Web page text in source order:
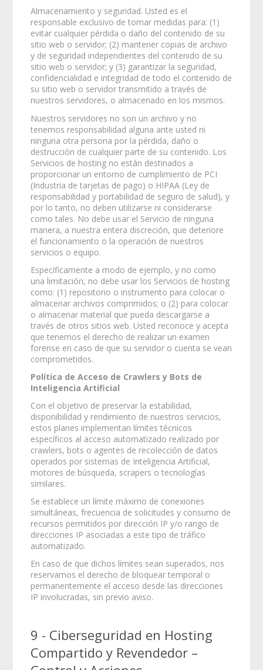
Almacenamiento y seguridad. Usted es el
responsable exclusivo de tomar medidas para: (1)
evitar cualquier pérdida o daño del contenido de su
sitio web o servidor; (2) mantener copias de archivo
y de seguridad independientes del contenido de su
sitio web o servidor; y (3) garantizar la seguridad,
confidencialidad e integridad de todo el contenido de
su sitio web o servidor transmitido a través de
nuestros servidores, o almacenado en los mismos.
Nuestros servidores no son un archivo y no
tenemos responsabilidad alguna ante usted ni
ninguna otra persona por la pérdida, daño o
destrucción de cualquier parte de su contenido. Los
Servicios de hosting no están destinados a
proporcionar un entorno de cumplimiento de PCI
(Industria de tarjetas de pago) o HIPAA (Ley de
responsabilidad y portabilidad de seguro de salud), y
por lo tanto, no deben utilizarse ni considerarse
como tales. No debe usar el Servicio de ninguna
manera, a nuestra entera discreción, que deteriore
el funcionamiento o la operación de nuestros
servicios o equipo.
Específicamente a modo de ejemplo, y no como
una limitación, no debe usar los Servicios de hosting
como: (1) repositorio o instrumento para colocar o
almacenar archivos comprimidos; o (2) para colocar
o almacenar material que pueda descargarse a
través de otros sitios web. Usted reconoce y acepta
que tenemos el derecho de realizar un examen
forense en caso de que su servidor o cuenta se vean
comprometidos.
Política de Acceso de Crawlers y Bots de
Inteligencia Artificial
Con el objetivo de preservar la estabilidad,
disponibilidad y rendimiento de nuestros servicios,
estos planes implementan límites técnicos
específicos al acceso automatizado realizado por
crawlers, bots o agentes de recolección de datos
operados por sistemas de Inteligencia Artificial,
motores de búsqueda, scrapers o tecnologías
similares.
Se establece un límite máximo de conexiones
simultáneas, frecuencia de solicitudes y consumo de
recursos permitidos por dirección IP y/o rango de
direcciones IP asociadas a este tipo de tráfico
automatizado.
En caso de que dichos límites sean superados, nos
reservamos el derecho de bloquear temporal o
permanentemente el acceso desde las direcciones
IP involucradas, sin previo aviso.
9 - Ciberseguridad en Hosting
Compartido y Revendedor –